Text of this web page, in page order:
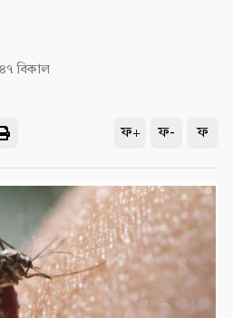
বিকাল
ফ+ ফ- ফ